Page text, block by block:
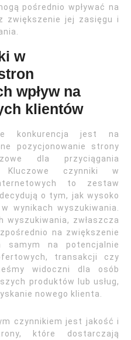
pośrednio wpływać na
zwiększenie jej zasięgu i
w
wpływ na
klientów
konkurencja jest na
pozycjonowanie strony
dla przyciągania
Kluczowe czynniki w
to zestaw
o tym, jak wysoko
wynikach wyszukiwania.
wyszukiwania, zwłaszcza
na zwiększenie
na potencjalnie
transakcji czy
widoczni dla osób
produktów lub usług,
nowego klienta.
czynnikiem jest jakość i
które dostarczają